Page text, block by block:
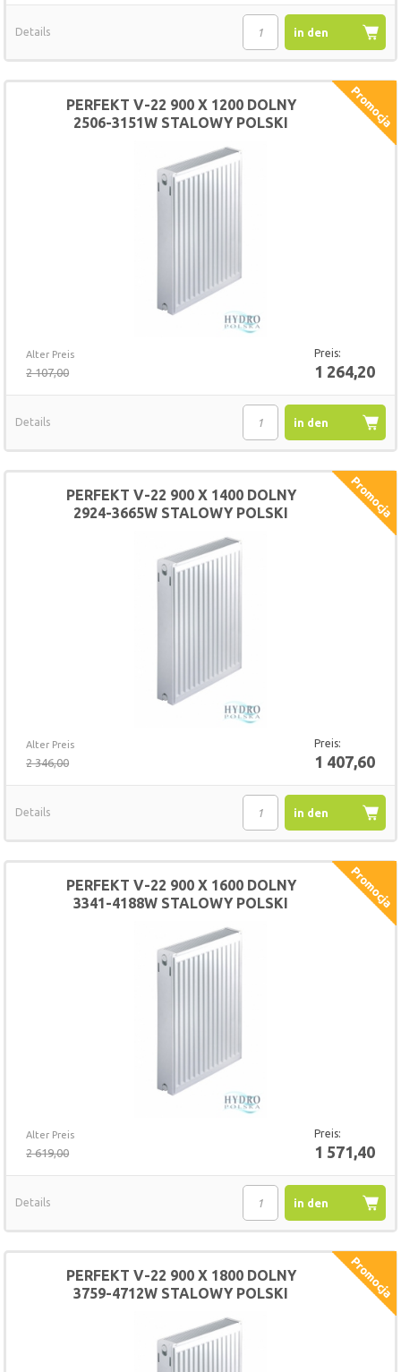
in den
Details
Alter Preis
2 107,00
Preis:
1 264,20
PERFEKT V-22 900 X 1200 DOLNY
2506-3151W STALOWY POLSKI
in den
Details
Alter Preis
2 346,00
Preis:
1 407,60
PERFEKT V-22 900 X 1400 DOLNY
2924-3665W STALOWY POLSKI
in den
Details
Alter Preis
2 619,00
Preis:
1 571,40
PERFEKT V-22 900 X 1600 DOLNY
3341-4188W STALOWY POLSKI
in den
Details
PERFEKT V-22 900 X 1800 DOLNY
3759-4712W STALOWY POLSKI